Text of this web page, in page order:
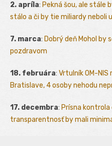
2. apríla: Pekná šou, ale stále
stálo a či by tie miliardy neboli
7. marca: Dobrý deň Mohol by
pozdravom
18. februára: Vrtulník OM-NIS
Bratislave, 4 osoby nehodu
17. decembra: Prísna
transparentnosť by mali